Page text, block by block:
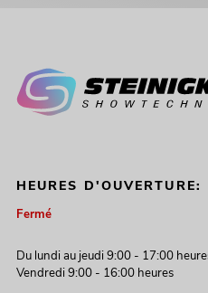
HEURES D'OUVERTURE:
Fermé
Du lundi au jeudi 9:00 - 17:00
Vendredi 9:00 - 16:00 heures